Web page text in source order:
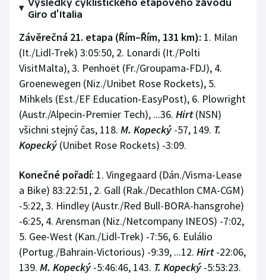
Stolní tenis
Triatlon
Veslování
Vodní slalom
Volejbal
Ostatní
Výsledky cyklistického etapového závodu
Giro d’Italia
Závěrečná 21. etapa (Řím–Řím, 131 km): 1. Milan
(It./Lidl-Trek) 3:05:50, 2. Lonardi (It./Polti
VisitMalta), 3. Penhoët (Fr./Groupama-FDJ), 4.
Groenewegen (Niz./Unibet Rose Rockets), 5.
Mihkels (Est./EF Education-EasyPost), 6. Plowright
(Austr./Alpecin-Premier Tech), ...36. Hirt(NSN)
všichni stejný čas, 118. M. Kopecký -57, 149. T.
Kopecký (Unibet Rose Rockets) -3:09.
Konečné pořadí: 1. Vingegaard (Dán./Visma-Lease
a Bike) 83:22:51, 2. Gall (Rak./Decathlon CMA-CGM)
-5:22, 3. Hindley (Austr./Red Bull-BORA-hansgrohe)
-6:25, 4. Arensman (Niz./Netcompany INEOS) -7:02,
5. Gee-West (Kan./Lidl-Trek) -7:56, 6. Eulálio
(Portug./Bahrain-Victorious) -9:39, ...12. Hirt-22:06,
139. M. Kopecký -5:46:46, 143. T. Kopecký -5:53:23.